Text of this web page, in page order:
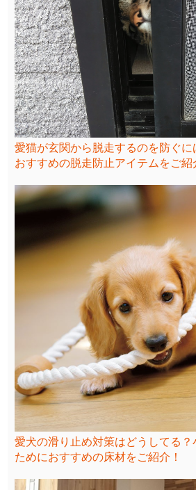
愛猫が玄関から脱走するのを防ぐ
おすすめの脱走防止アイテムをご紹
愛犬の滑り止め対策はどうしてる？
ためにおすすめの床材をご紹介！